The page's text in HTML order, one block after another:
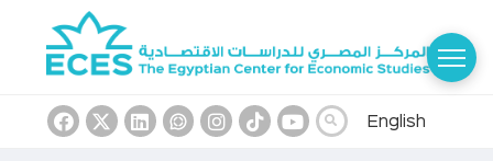
English